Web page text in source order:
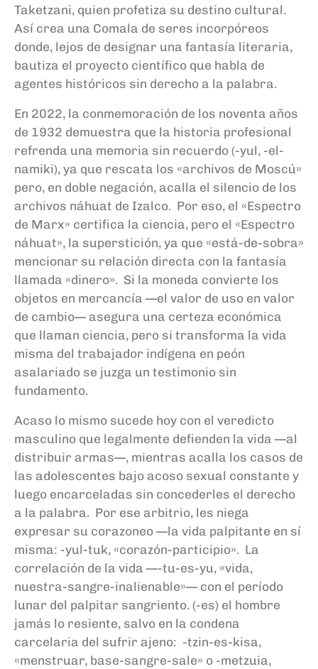
Taketzani, quien profetiza su destino cultural.
Así crea una Comala de seres incorpóreos
donde, lejos de designar una fantasía literaria,
bautiza el proyecto científico que habla de
agentes históricos sin derecho a la palabra.
En 2022, la conmemoración de los noventa años
de 1932 demuestra que la historia profesional
refrenda una memoria sin recuerdo (-yul, -el-
namiki), ya que rescata los «archivos de Moscú»
pero, en doble negación, acalla el silencio de los
archivos náhuat de Izalco. Por eso, el «Espectro
de Marx» certifica la ciencia, pero el «Espectro
náhuat», la superstición, ya que «está-de-sobra»
mencionar su relación directa con la fantasía
llamada «dinero». Si la moneda convierte los
objetos en mercancía —el valor de uso en valor
de cambio— asegura una certeza económica
que llaman ciencia, pero si transforma la vida
misma del trabajador indígena en peón
asalariado se juzga un testimonio sin
fundamento.
Acaso lo mismo sucede hoy con el veredicto
masculino que legalmente defienden la vida —al
distribuir armas—, mientras acalla los casos de
las adolescentes bajo acoso sexual constante y
luego encarceladas sin concederles el derecho
a la palabra. Por ese arbitrio, les niega
expresar su corazoneo —la vida palpitante en sí
misma: -yul-tuk, «corazón-participio». La
correlación de la vida —-tu-es-yu, «vida,
nuestra-sangre-inalienable»— con el período
lunar del palpitar sangriento. (-es) el hombre
jamás lo resiente, salvo en la condena
carcelaria del sufrir ajeno: -tzin-es-kisa,
«menstruar, base-sangre-sale» o -metzuia,